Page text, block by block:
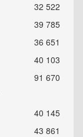
32 522
39 785
36 651
40 103
91 670
40 145
43 861